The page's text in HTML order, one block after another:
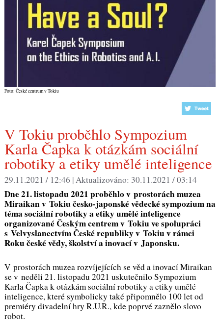
Foto: České centrum v Tokiu
V Tokiu proběhlo Sympozium
Karla Čapka k otázkám sociální
robotiky a etiky umělé inteligence
29.11.2021 / 12:46 |Aktualizováno: 30.11.2021 / 03:14
Dne 21. listopadu 2021 proběhlo v prostorách muzea
Miraikan v Tokiu česko-japonské vědecké sympozium na
téma sociální robotiky a etiky umělé inteligence
organizované Českým centrem v Tokiu ve spolupráci
s Velvyslanectvím České republiky v Tokiu v rámci
Roku české vědy, školství a inovací v Japonsku.
V prostorách muzea rozvíjejících se věd a inovací Miraikan
se v neděli 21. listopadu 2021 uskutečnilo Sympozium
Karla Čapka k otázkám sociální robotiky a etiky umělé
inteligence, které symbolicky také připomnělo 100 let od
premiéry divadelní hry R.U.R., kde poprvé zaznělo slovo
robot.